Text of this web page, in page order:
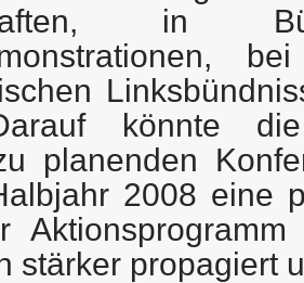
in
könnte
planenden
2008 eine
stärker propagiert